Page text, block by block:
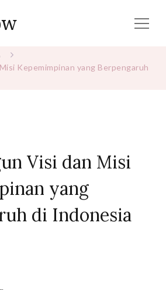
Kepemimpinan yang Berpengaruh
Visi dan Misi
yang
di Indonesia